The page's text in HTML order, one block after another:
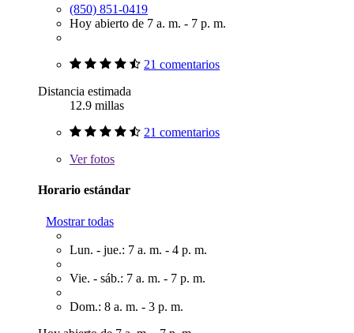
(850) 851-0419
Hoy abierto de 7 a. m. - 7 p. m.
21 comentarios
Distancia estimada
12.9 millas
21 comentarios
Verfotos
Horario estándar
Mostrar todas
Lun. - jue.: 7 a. m. - 4 p. m.
Vie. - sáb.: 7 a. m. - 7 p. m.
Dom.: 8 a. m. - 3 p. m.